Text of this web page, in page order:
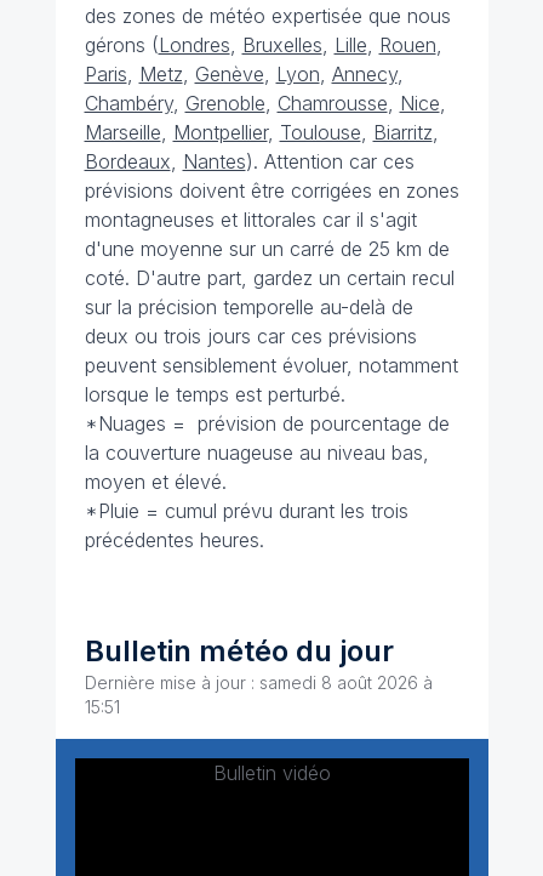
des zones de météo expertisée que nous
gérons (Londres, Bruxelles, Lille, Rouen,
Paris, Metz, Genève, Lyon, Annecy,
Chambéry, Grenoble, Chamrousse, Nice,
Marseille, Montpellier, Toulouse, Biarritz,
Bordeaux, Nantes). Attention car ces
prévisions doivent être corrigées en zones
montagneuses et littorales car il s'agit
d'une moyenne sur un carré de 25 km de
coté. D'autre part, gardez un certain recul
sur la précision temporelle au-delà de
deux ou trois jours car ces prévisions
peuvent sensiblement évoluer, notamment
lorsque le temps est perturbé.
*Nuages = prévision de pourcentage de
la couverture nuageuse au niveau bas,
moyen et élevé.
*Pluie = cumul prévu durant les trois
précédentes heures.
Bulletin météo du jour
Dernière mise à jour : samedi 8 août 2026 à
15:51
Bulletin vidéo